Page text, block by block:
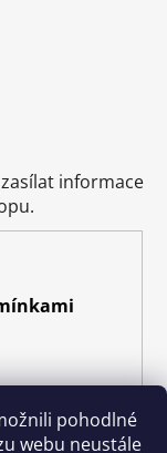
pohodlné
webu neustále
informace